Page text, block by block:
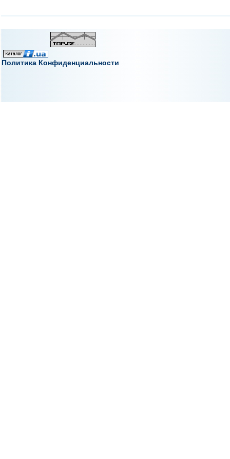
Политика Конфиденциальности